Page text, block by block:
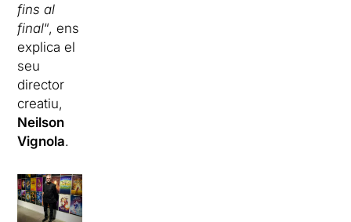
fins al
final“, ens
explica el
seu
director
creatiu,
Neilson
Vignola.